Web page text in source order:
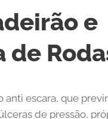
e
de
anti escara, que
de pressão,